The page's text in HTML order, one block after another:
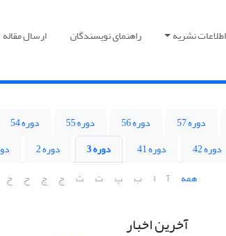
اطلاعات نشریه راهنمای نویسندگان ارسال مقاله
دوره 57 دوره 56 دوره 55 دوره 54
دوره 42 دوره 41 دوره 3 دوره 2
همه
آ ا ب پ ت ث ج چ ح خ
آخرین اخبار